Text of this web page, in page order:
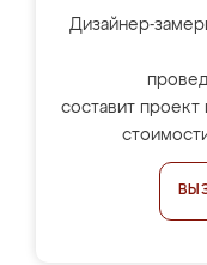
Дизайнер-
составит проект